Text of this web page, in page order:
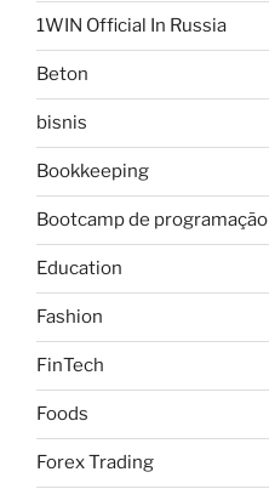
1WIN Official In Russia
Beton
bisnis
Bookkeeping
Bootcamp de programação
Education
Fashion
FinTech
Foods
Forex Trading